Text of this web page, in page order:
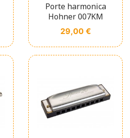
Porte harmonica
Hohner 007KM
Prix
29,00 €